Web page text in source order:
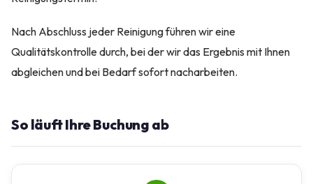
Nach Abschluss jeder Reinigung führen wir eine
Qualitätskontrolle durch, bei der wir das Ergebnis mit Ihnen
abgleichen und bei Bedarf sofort nacharbeiten.
So läuft Ihre Buchung ab